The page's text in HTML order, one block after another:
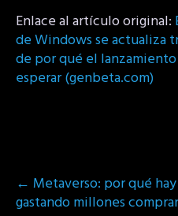
Enlace al artículo original:
de Windows se actualiza
de por qué el
esperar (genbeta.com)
Post
navigation
← Metaverso: por qué
gastando millones